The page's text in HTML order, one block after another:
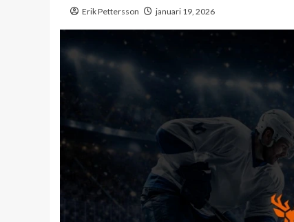
Erik Pettersson januari 19, 2026